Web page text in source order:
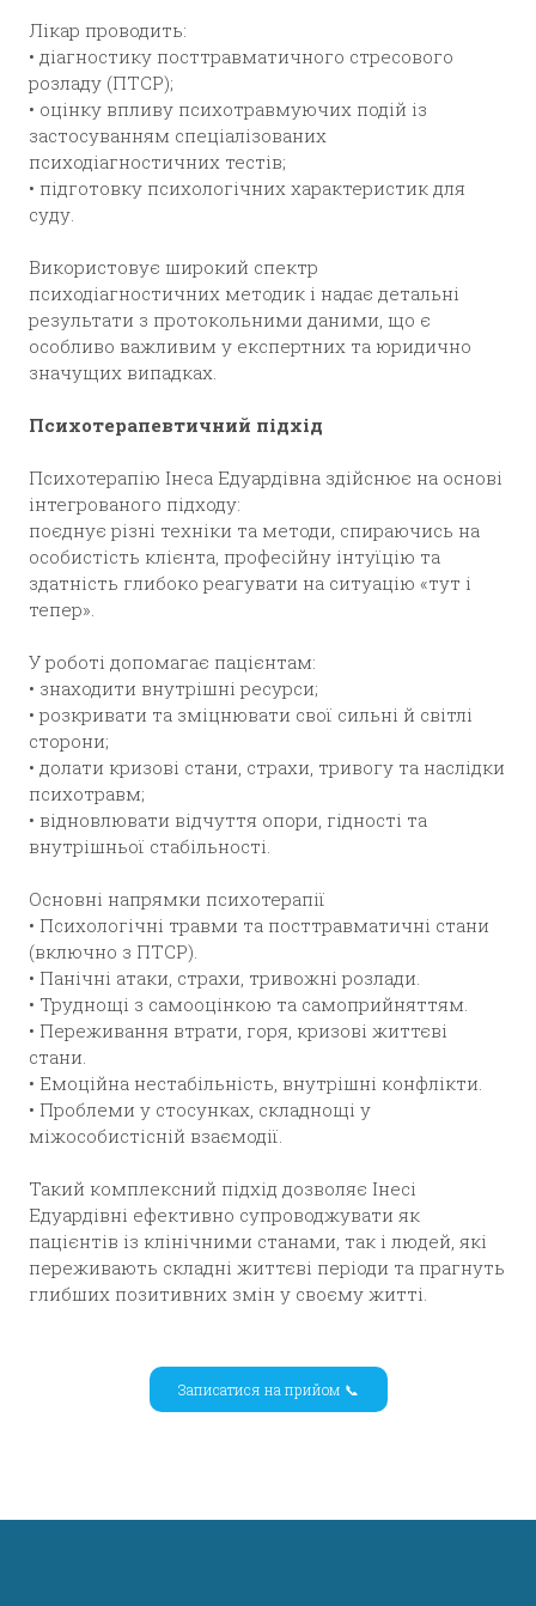
Лікар проводить:
• діагностику посттравматичного стресового
розладу (ПТСР);
• оцінку впливу психотравмуючих подій із
застосуванням спеціалізованих
психодіагностичних тестів;
• підготовку психологічних характеристик для
суду.
Використовує широкий спектр
психодіагностичних методик і надає детальні
результати з протокольними даними, що є
особливо важливим у експертних та юридично
значущих випадках.
Психотерапевтичний підхід
Психотерапію Інеса Едуардівна здійснює на основі
інтегрованого підходу:
поєднує різні техніки та методи, спираючись на
особистість клієнта, професійну інтуїцію та
здатність глибоко реагувати на ситуацію «тут і
тепер».
У роботі допомагає пацієнтам:
• знаходити внутрішні ресурси;
• розкривати та зміцнювати свої сильні й світлі
сторони;
• долати кризові стани, страхи, тривогу та наслідки
психотравм;
• відновлювати відчуття опори, гідності та
внутрішньої стабільності.
Основні напрямки психотерапії
• Психологічні травми та посттравматичні стани
(включно з ПТСР).
• Панічні атаки, страхи, тривожні розлади.
• Труднощі з самооцінкою та самоприйняттям.
• Переживання втрати, горя, кризові життєві
стани.
• Емоційна нестабільність, внутрішні конфлікти.
• Проблеми у стосунках, складнощі у
міжособистісній взаємодії.
Такий комплексний підхід дозволяє Інесі
Едуардівні ефективно супроводжувати як
пацієнтів із клінічними станами, так і людей, які
переживають складні життєві періоди та прагнуть
глибших позитивних змін у своєму житті.
Записатися на прийом 📞